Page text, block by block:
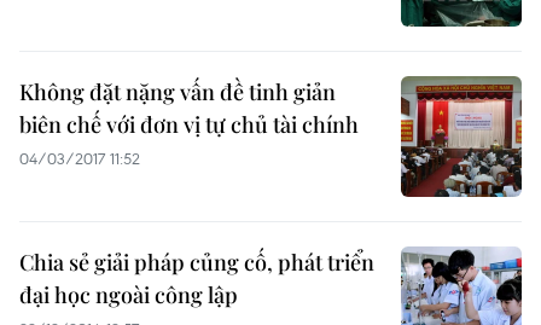
Không đặt nặng vấn đề tinh giản
biên chế với đơn vị tự chủ tài chính
04/03/2017 11:52
Chia sẻ giải pháp củng cố, phát triển
đại học ngoài công lập